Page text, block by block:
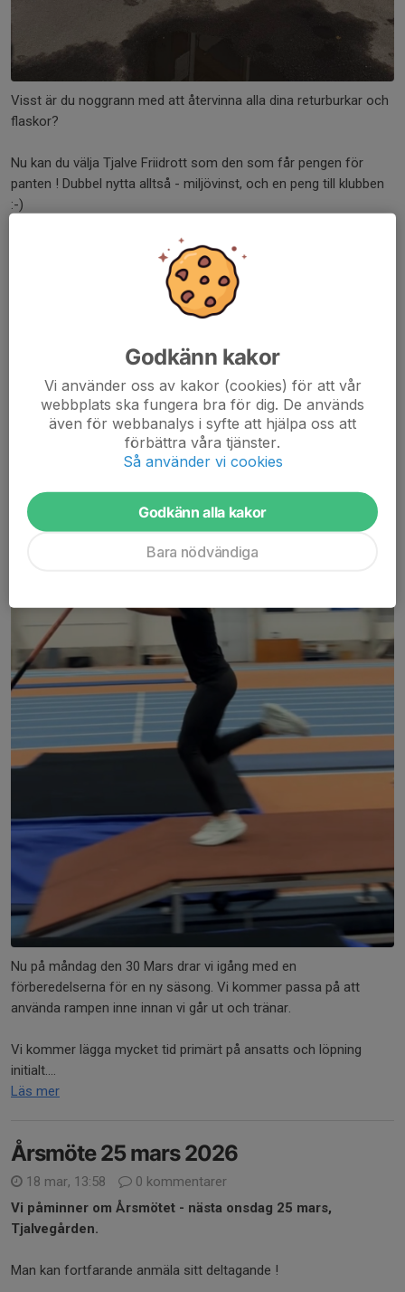
Visst är du noggrann med att återvinna alla dina returburkar och
flaskor?
Nu kan du välja Tjalve Friidrott som den som får pengen för
panten ! Dubbel nytta alltså - miljövinst, och en peng till klubben
:-)
Ny säsong - Utomhus 2026
29 mar, 07:32 0 kommentarer
Nu på måndag den 30 Mars drar vi igång med en
förberedelserna för en ny säsong. Vi kommer passa på att
använda rampen inne innan vi går ut och tränar.
Vi kommer lägga mycket tid primärt på ansatts och löpning
initialt....
Läs mer
Årsmöte 25 mars 2026
18 mar, 13:58
0 kommentarer
Vi påminner om Årsmötet - nästa onsdag 25 mars,
Tjalvegården.
Man kan fortfarande anmäla sitt deltagande !
Godkänn kakor
Vi använder oss av kakor (cookies) för att vår
webbplats ska fungera bra för dig. De används
även för webbanalys i syfte att hjälpa oss att
förbättra våra tjänster.
Så använder vi cookies
Godkänn alla kakor
Bara nödvändiga